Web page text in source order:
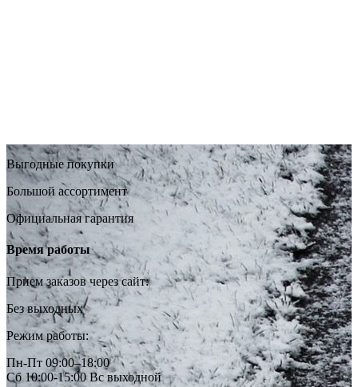
Выгодные покупки
Большой ассортимент
Официальная гарантия
Время работы
Прием заказов через сайт:
Без выходных
Режим работы:
Пн-Пт 09:00–18:00
Сб 10:00-15:00 Вс выходной